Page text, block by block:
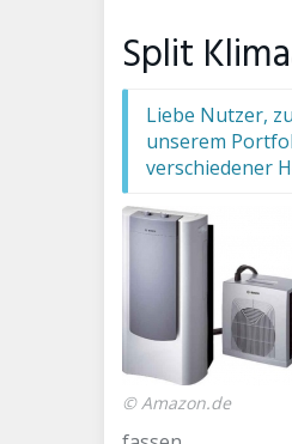
Split
Liebe Nutzer,
unserem
verschiedener
© Amazon.de